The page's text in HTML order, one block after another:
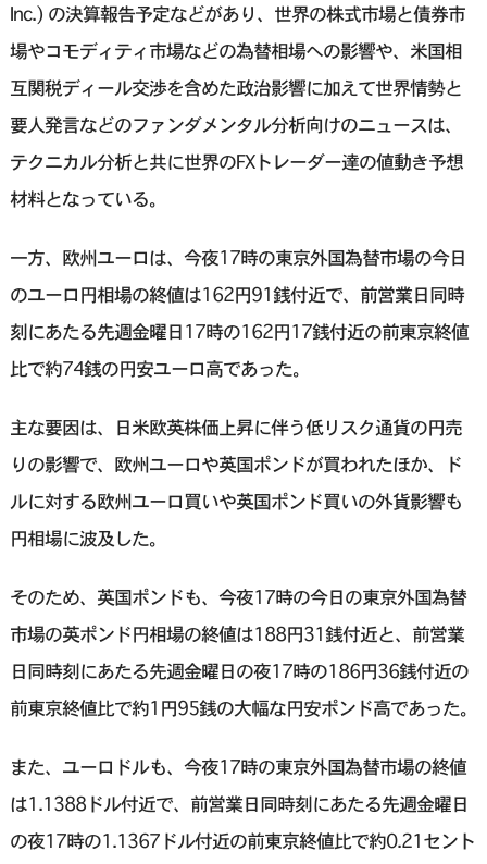
Inc.) の決算報告予定などがあり、世界の株式市場と債券市
場やコモディティ市場などの為替相場への影響や、米国相
互関税ディール交渉を含めた政治影響に加えて世界情勢と
要人発言などのファンダメンタル分析向けのニュースは、
テクニカル分析と共に世界のFXトレーダー達の値動き予想
材料となっている。
一方、欧州ユーロは、今夜17時の東京外国為替市場の今日
のユーロ円相場の終値は162円91銭付近で、前営業日同時
刻にあたる先週金曜日17時の162円17銭付近の前東京終値
比で約74銭の円安ユーロ高であった。
主な要因は、日米欧英株価上昇に伴う低リスク通貨の円売
りの影響で、欧州ユーロや英国ポンドが買われたほか、ド
ルに対する欧州ユーロ買いや英国ポンド買いの外貨影響も
円相場に波及した。
そのため、英国ポンドも、今夜17時の今日の東京外国為替
市場の英ポンド円相場の終値は188円31銭付近と、前営業
日同時刻にあたる先週金曜日の夜17時の186円36銭付近の
前東京終値比で約1円95銭の大幅な円安ポンド高であった。
また、ユーロドルも、今夜17時の東京外国為替市場の終値
は1.1388ドル付近で、前営業日同時刻にあたる先週金曜日
の夜17時の1.1367ドル付近の前東京終値比で約0.21セント